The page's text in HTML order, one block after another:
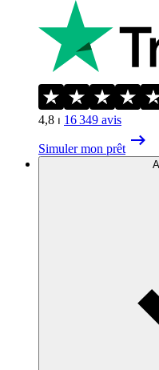
4,8 ⏐ 16 349 avis
Simuler mon prêt